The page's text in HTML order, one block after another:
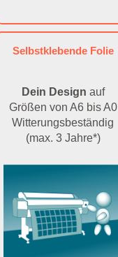
Selbstklebende Folie
Dein Design auf
Größen von A6 bis A0
Witterungsbeständig
(max. 3 Jahre*)